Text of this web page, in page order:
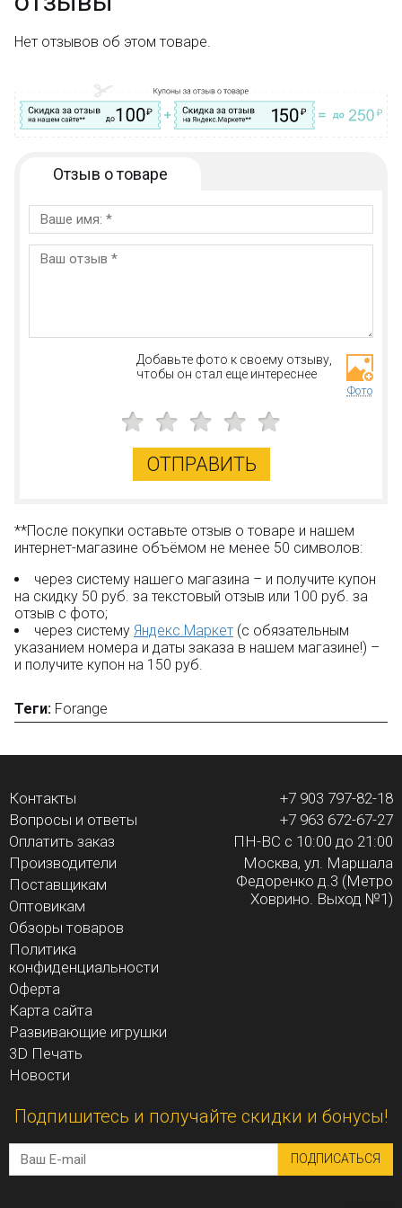
Дополнительная скидка 10% для постоянных
покупателей;
Новые акции и конкурсы каждый месяц;
Остались вопросы? Посмотрите раздел:
Нет отзывов об этом товаре.
Отзыв о товаре
Добавьте фото к своему отзыву,
чтобы он стал еще интереснее
Фото
ОТПРАВИТЬ
**После покупки оставьте отзыв о товаре и нашем
интернет-магазине объёмом не менее 50 символов:
через систему нашего магазина – и получите купон
на скидку 50 руб. за текстовый отзыв или 100 руб. за
отзыв с фото;
через систему Яндекс.Маркет (с обязательным
указанием номера и даты заказа в нашем магазине!) –
и получите купон на 150 руб.
Теги: Forange
Контакты
Вопросы и ответы
Оплатить заказ
Производители
Поставщикам
Оптовикам
Обзоры товаров
Политика
конфиденциальности
Оферта
Карта сайта
Развивающие игрушки
3D Печать
Новости
+7 903 797-82-18
+7 963 672-67-27
ПН-ВС с 10:00 до 21:00
Москва, ул. Маршала
Федоренко д.3 (Метро
Ховрино. Выход №1)
Подпишитесь и получайте скидки и бонусы!
ПОДПИСАТЬСЯ